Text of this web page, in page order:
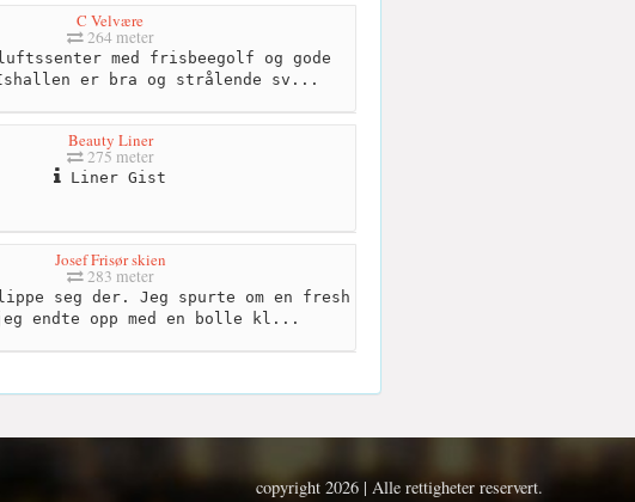
C Velvære
264 meter
med frisbeegolf og gode
er bra og strålende sv...
Beauty Liner
275 meter
Liner Gist
Josef Frisør skien
283 meter
seg der. Jeg spurte om en fresh
endte opp med en bolle kl...
copyright 2026 | Alle rettigheter reservert.